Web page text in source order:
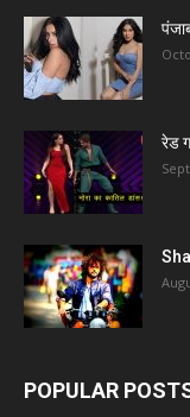
रेड
POPULAR